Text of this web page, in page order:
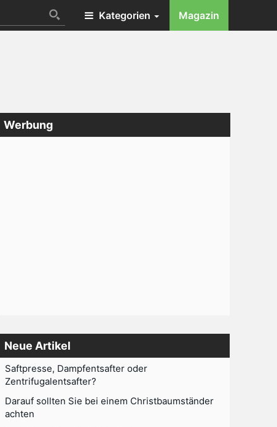
Kategorien Magazin
Werbung
Neue Artikel
Saftpresse, Dampfentsafter oder
Zentrifugalentsafter?
Darauf sollten Sie bei einem Christbaumständer
achten